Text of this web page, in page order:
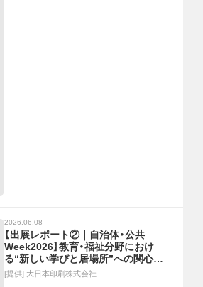
2026.06.08
【出展レポート②｜自治体・公共
Week2026】教育・福祉分野におけ
る“新しい学びと居場所”への関心が
拡大
[提供] 大日本印刷株式会社